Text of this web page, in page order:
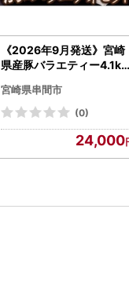
《2026年9月発送》宮崎
県産豚バラエティー4.1kg
宮崎県串間市
(0)
24,000